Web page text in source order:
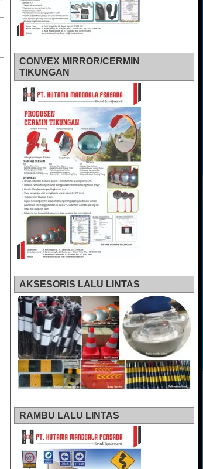
CONVEX MIRROR/CERMIN
TIKUNGAN
AKSESORIS LALU LINTAS
RAMBU LALU LINTAS